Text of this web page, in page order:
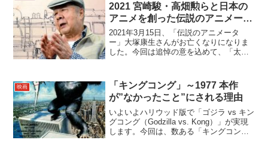
2021 宮崎駿・高畑勲らと日本の
アニメを創った伝説のアニメータ
ー
2021年3月15日、「伝説のアニメータ
ー」大塚康生さんがお亡くなりになりま
した。今回は追悼の意を込めて、「太陽
りん子チエ」などの作品で高畑勲さん、
宮崎駿さんと共に日本...
映画
「キングコング」～1977 本作
が”なかったこと”にされる理由
いよいよハリウッド版で「ゴジラ vs キン
グコング（Godzilla vs. Kong）」が実現
します。今回は、数ある「キングコング